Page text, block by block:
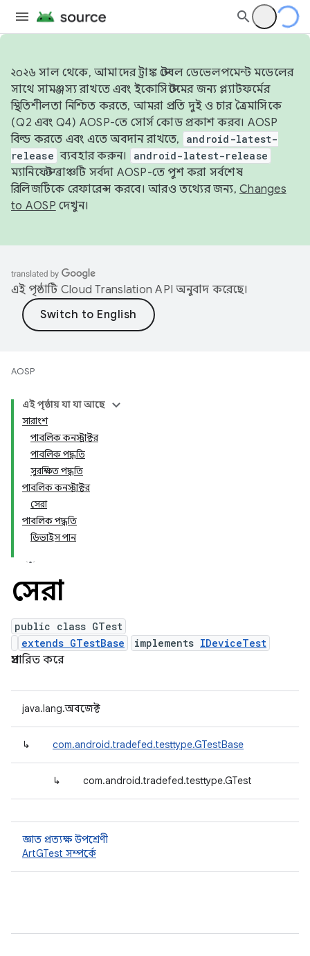
২০২৬ সাল থেকে, আমাদের ট্রাঙ্ক স্টেবল ডেভেলপমেন্ট মডেলের
সাথে সামঞ্জস্য রাখতে এবং ইকোসিস্টেমের জন্য প্ল্যাটফর্মের
স্থিতিশীলতা নিশ্চিত করতে, আমরা প্রতি দুই ও চার ত্রৈমাসিকে
(Q2 এবং Q4) AOSP-তে সোর্স কোড প্রকাশ করব। AOSP
বিল্ড করতে এবং এতে অবদান রাখতে,
android-latest-
release ব্যবহার করুন। android-latest-release
ম্যানিফেস্ট ব্রাঞ্চটি সর্বদা AOSP-তে পুশ করা সর্বশেষ
রিলিজটিকে রেফারেন্স করবে। আরও তথ্যের জন্য, Changes
to AOSP দেখুন।
এই পৃষ্ঠাটি Cloud Translation API অনুবাদ করেছে।
AOSP
এই পৃষ্ঠায় যা যা আছে
সারাংশ
পাবলিক কনস্ট্রাক্টর
পাবলিক পদ্ধতি
সুরক্ষিত পদ্ধতি
পাবলিক কনস্ট্রাক্টর
সেরা
পাবলিক পদ্ধতি
ডিভাইস পান
সেরা
public class GTest
extends GTestBase
implements IDeviceTest
প্রসারিত করে
java.lang.অবজেক্ট
↳ com.android.tradefed.testtype.GTestBase
↳ com.android.tradefed.testtype.GTest
জ্ঞাত প্রত্যক্ষ উপশ্রেণী
ArtGTest সম্পর্কে